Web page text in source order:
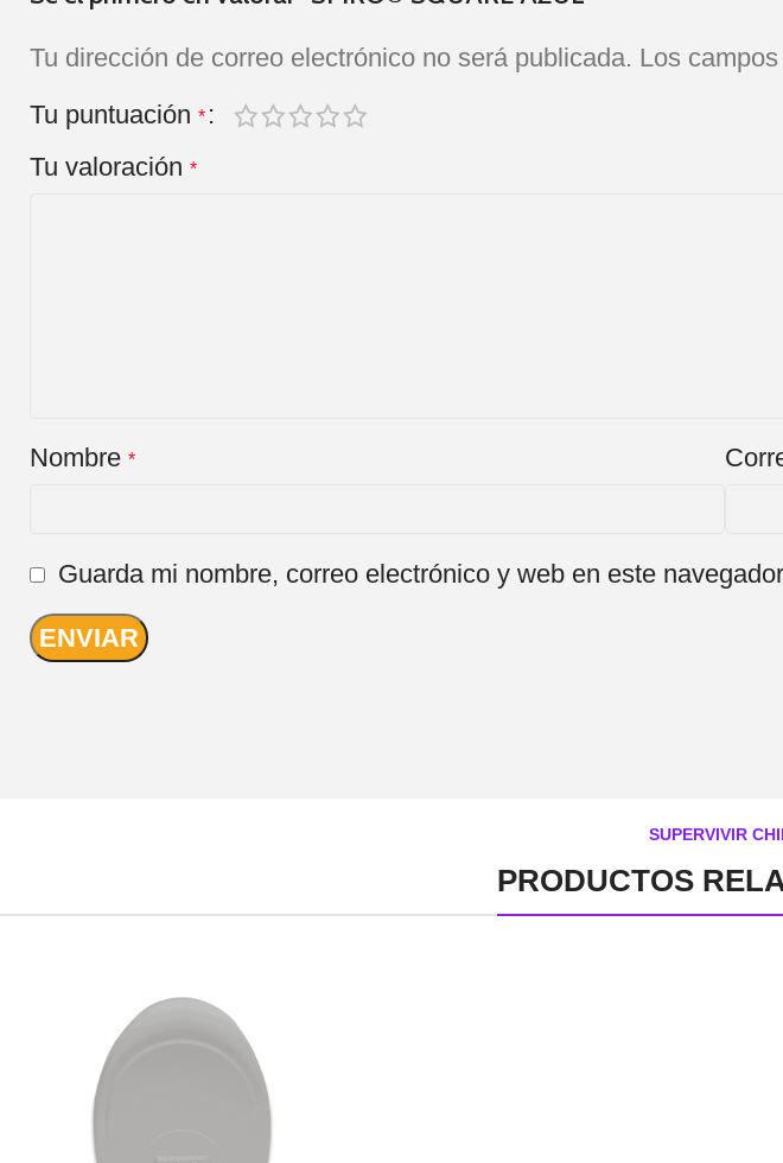
Tu dirección de correo electrónico no será publicada. Los
Tu puntuación *
Tu valoración *
Nombre *
Guarda mi nombre, correo electrónico y web en este
SUPERVIVIR
PRODUCTOS